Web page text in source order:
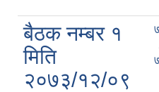
बैठक नम्बर १
मिति
२०७३/१२/०९